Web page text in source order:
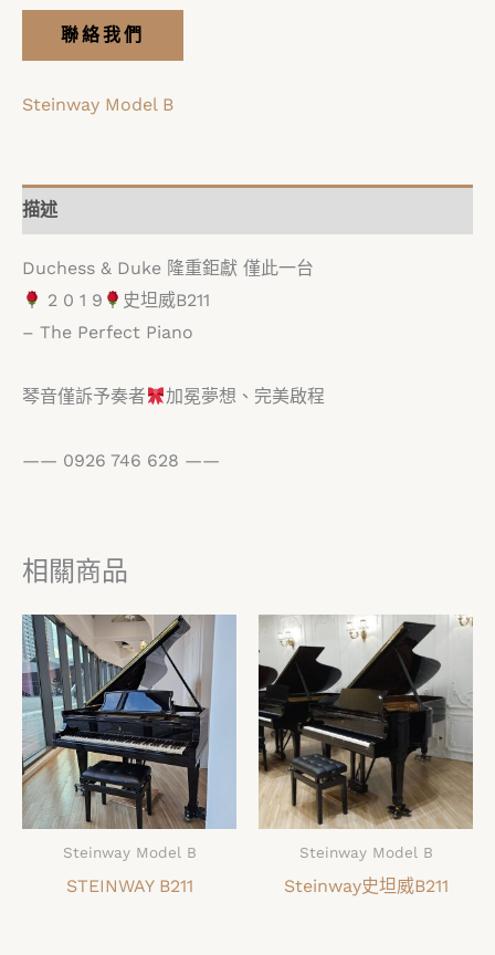
聯絡我們
Steinway Model B
描述
Duchess & Duke 隆重鉅獻 僅此一台
2 0 1 9
史坦威B211
– The Perfect Piano
琴音僅訴予奏者 加冕夢想、完美啟程
—— 0926 746 628 ——
相關商品
Steinway Model B
STEINWAY B211
Steinway Model B
Steinway史坦威B211